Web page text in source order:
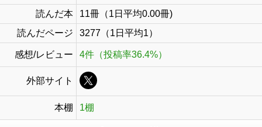
読んだ本
11冊（1日平均0.00冊)
読んだページ
3277（1日平均1）
感想/レビュー 4件（投稿率36.4%）
外部サイト
本棚 1棚